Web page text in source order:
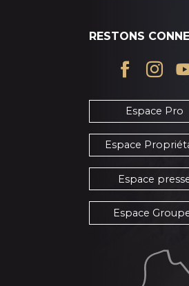
RESTONS
Espace Pro
Espace
Espace
Espace